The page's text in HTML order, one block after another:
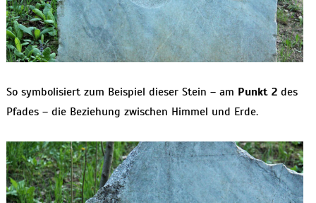
So symbolisiert zum Beispiel dieser Stein – am Punkt 2des
Pfades – die Beziehung zwischen Himmel und Erde.